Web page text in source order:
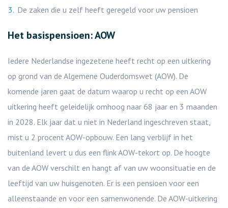
De zaken die u zelf heeft geregeld voor uw pensioen
Het basispensioen: AOW
Iedere Nederlandse ingezetene heeft recht op een uitkering
op grond van de Algemene Ouderdomswet (AOW). De
komende jaren gaat de datum waarop u recht op een AOW
uitkering heeft geleidelijk omhoog naar 68 jaar en 3 maanden
in 2028. Elk jaar dat u niet in Nederland ingeschreven staat,
mist u 2 procent AOW-opbouw. Een lang verblijf in het
buitenland levert u dus een flink AOW-tekort op. De hoogte
van de AOW verschilt en hangt af van uw woonsituatie en de
leeftijd van uw huisgenoten. Er is een pensioen voor een
alleenstaande en voor een samenwonende. De AOW-uitkering